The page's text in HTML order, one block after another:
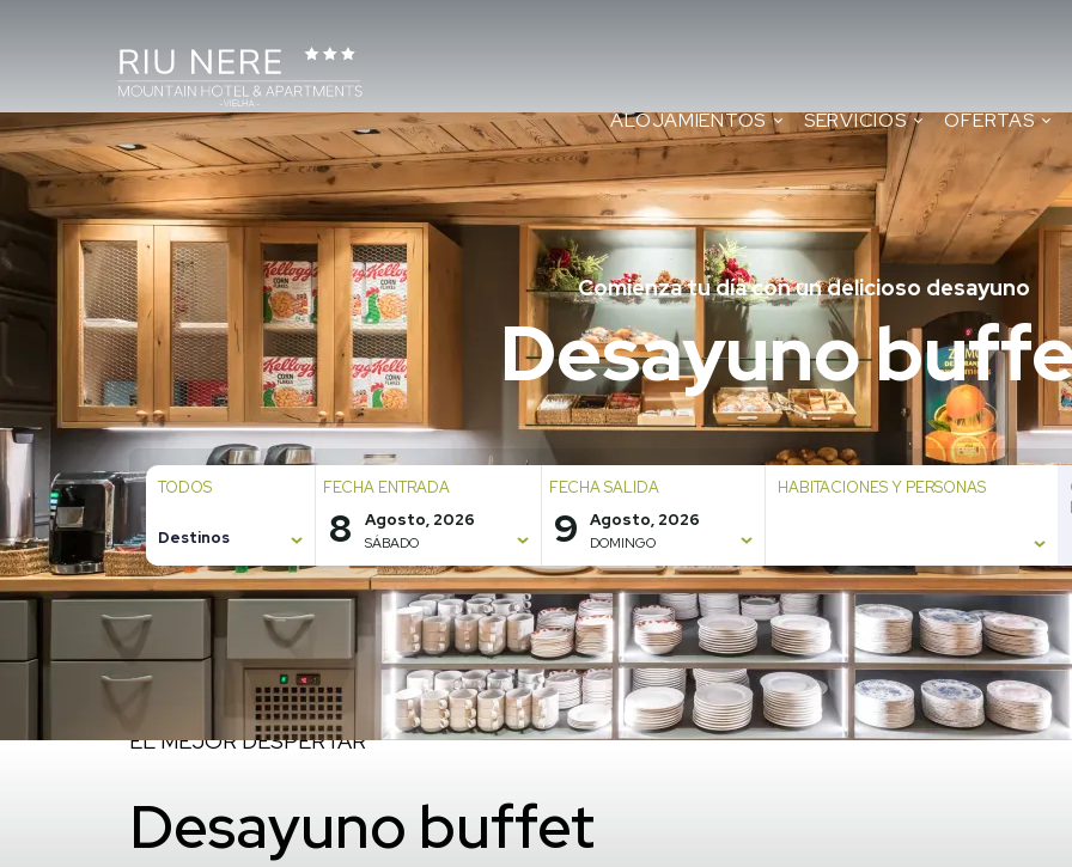
ALOJAMIENTOS SERVICIOS OFERTAS
Comienza tu día con un delicioso desayuno
Desayuno
TODOS
Destinos
FECHA ENTRADA
8 Agosto, 2026
SÁBADO
FECHA SALIDA
9 Agosto, 2026
DOMINGO
HABITACIONES Y PERSONAS
8 agosto, 2026 9 agosto, 2026
Inicio/Servicios de Riu Nere Mountain Hotel & Apartments/Desayuno buffet
EL MEJOR DESPERTAR
Desayuno buffet